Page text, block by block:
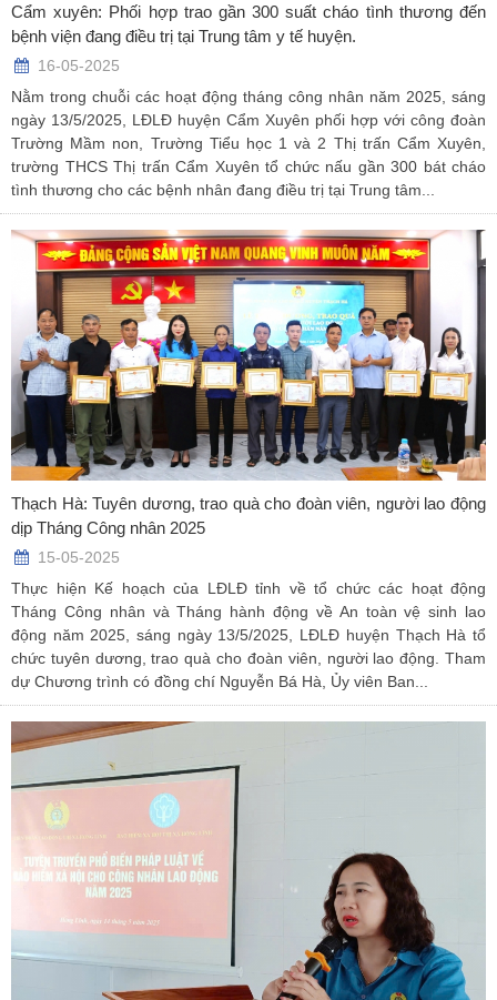
Cẩm xuyên: Phối hợp trao gần 300 suất cháo tình thương đến
bệnh viện đang điều trị tại Trung tâm y tế huyện.
16-05-2025
Nằm trong chuỗi các hoạt động tháng công nhân năm 2025, sáng
ngày 13/5/2025, LĐLĐ huyện Cẩm Xuyên phối hợp với công đoàn
Trường Mầm non, Trường Tiểu học 1 và 2 Thị trấn Cẩm Xuyên,
trường THCS Thị trấn Cẩm Xuyên tổ chức nấu gần 300 bát cháo
tình thương cho các bệnh nhân đang điều trị tại Trung tâm...
Thạch Hà: Tuyên dương, trao quà cho đoàn viên, người lao động
dịp Tháng Công nhân 2025
15-05-2025
Thực hiện Kế hoạch của LĐLĐ tỉnh về tổ chức các hoạt động
Tháng Công nhân và Tháng hành động về An toàn vệ sinh lao
động năm 2025, sáng ngày 13/5/2025, LĐLĐ huyện Thạch Hà tổ
chức tuyên dương, trao quà cho đoàn viên, người lao động. Tham
dự Chương trình có đồng chí Nguyễn Bá Hà, Ủy viên Ban...